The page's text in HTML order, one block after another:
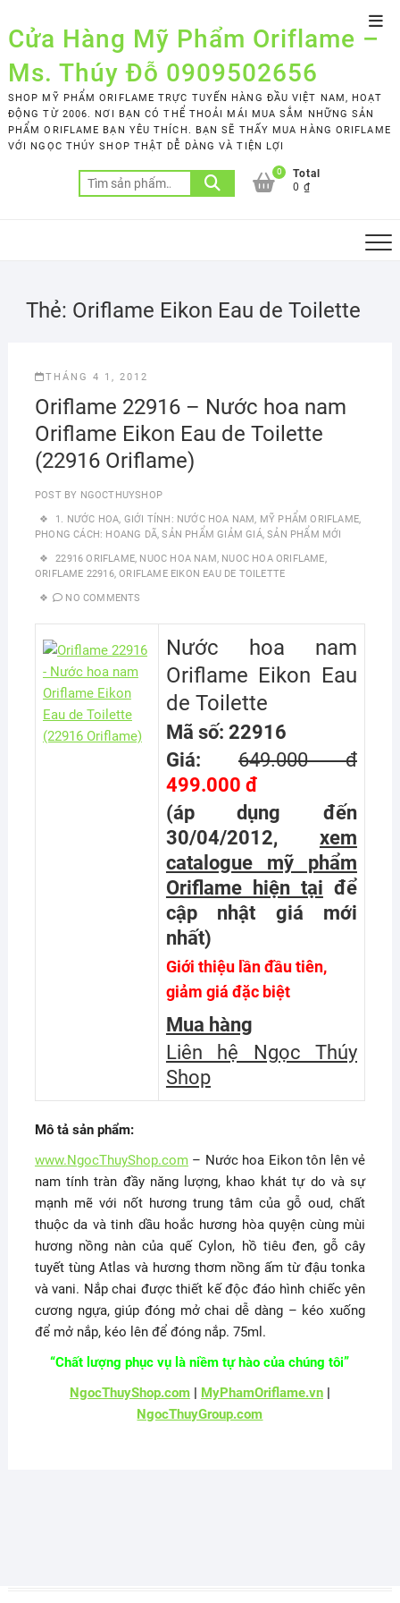
to
content
Cửa Hàng Mỹ Phẩm Oriflame –
Ms. Thúy Đỗ 0909502656
SHOP MỸ PHẨM ORIFLAME TRỰC TUYẾN HÀNG ĐẦU VIỆT NAM, HOẠT
ĐỘNG TỪ 2006. NƠI BẠN CÓ THỂ THOẢI MÁI MUA SẮM NHỮNG SẢN
PHẨM ORIFLAME BẠN YÊU THÍCH. BẠN SẼ THẤY MUA HÀNG ORIFLAME
VỚI NGỌC THÚY SHOP THẬT DỄ DÀNG VÀ TIỆN LỢI
Tìm
kiếm:
0
Total
0 ₫
Thẻ: Oriflame Eikon Eau de Toilette
THÁNG 4 1, 2012
Oriflame 22916 – Nước hoa nam
Oriflame Eikon Eau de Toilette
(22916 Oriflame)
POST BY NGOCTHUYSHOP
1. NƯỚC HOA, GIỚI TÍNH: NƯỚC HOA NAM, MỸ PHẨM ORIFLAME,
PHONG CÁCH: HOANG DÃ,SẢN PHẨM GIẢM GIÁ,SẢN PHẨM MỚI
22916 ORIFLAME, NUOC HOA NAM, NUOC HOA ORIFLAME,
ORIFLAME 22916,ORIFLAME EIKON EAU DE TOILETTE
NO COMMENTS
Nước hoa nam
Oriflame Eikon Eau
de Toilette
Mã số: 22916
Giá: 649.000 đ
499.000 đ
(áp dụng đến
30/04/2012, xem
catalogue mỹ phẩm
Oriflame hiện tại để
cập nhật giá mới
nhất)
Giới thiệu lần đầu tiên,
giảm giá đặc biệt
Mua hàng
Liên hệ Ngọc Thúy
Shop
Mô tả sản phẩm:
www.NgocThuyShop.com– Nước hoa Eikon tôn lên vẻ
nam tính tràn đầy năng lượng, khao khát tự do và sự
mạnh mẽ với nốt hương trung tâm của gỗ oud, chất
thuộc da và tinh dầu hoắc hương hòa quyện cùng mùi
hương nồng nàn của quế Cylon, hồ tiêu đen, gỗ cây
tuyết tùng Atlas và hương thơm nồng ấm từ đậu tonka
và vani. Nắp chai được thiết kế độc đáo hình chiếc yên
cương ngựa, giúp đóng mở chai dễ dàng – kéo xuống
để mở nắp, kéo lên để đóng nắp. 75ml.
“Chất lượng phục vụ là niềm tự hào của chúng tôi”
NgocThuyShop.com| MyPhamOriflame.vn|
NgocThuyGroup.com